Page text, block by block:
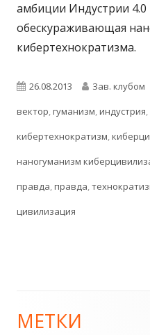
амбиции Индустрии 4.0
обескураживающая
кибертехнократизма.
Опубликовано
26.08.2013 Автор
Зав. клубом
вектор,гуманизм,индустрия,
кибертехнократизм,
наногуманизм
правда,правда,
цивилизация
Главная
МЕТКИ